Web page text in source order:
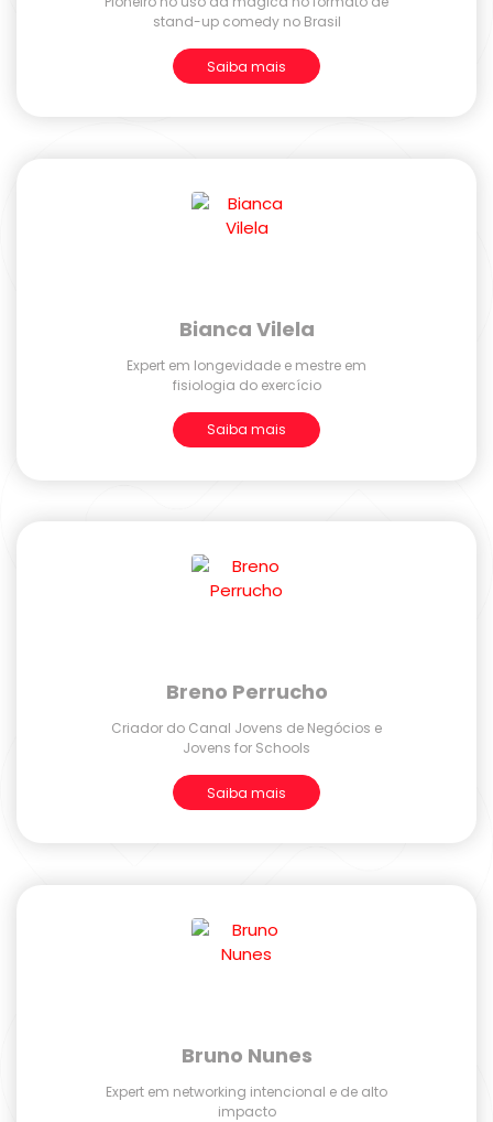
stand-up comedy no Brasil
Saiba mais
Bianca Vilela
Expert em longevidade e mestre em
fisiologia do exercício
Saiba mais
Breno Perrucho
Criador do Canal Jovens de Negócios e
Jovens for Schools
Saiba mais
Bruno Nunes
Expert em networking intencional e de alto
impacto